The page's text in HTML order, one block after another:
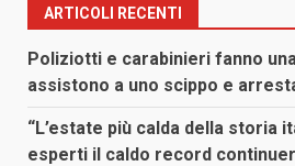
ARTICOLI RECENTI
Poliziotti e carabinieri fanno
assistono a uno scippo e
“L’estate più calda della storia
esperti il caldo record